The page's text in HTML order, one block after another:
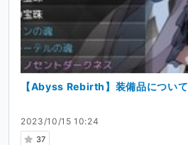
2023/10/15 10:24
37
【Abyss Rebirth】装備品について